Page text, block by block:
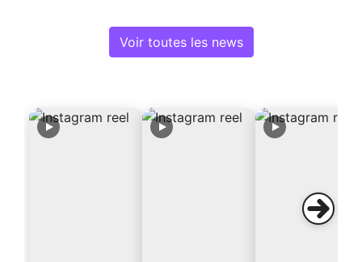
Voir toutes les news